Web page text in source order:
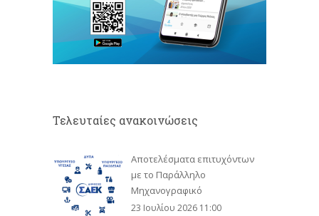
Τελευταίες ανακοινώσεις
Αποτελέσματα επιτυχόντων
με το Παράλληλο
Μηχανογραφικό
23 Ιουλίου 2026 11:00